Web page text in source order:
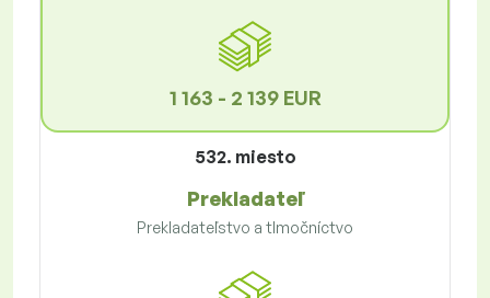
1 163 - 2 139 EUR
532. miesto
Prekladateľ
Prekladateľstvo a tlmočníctvo